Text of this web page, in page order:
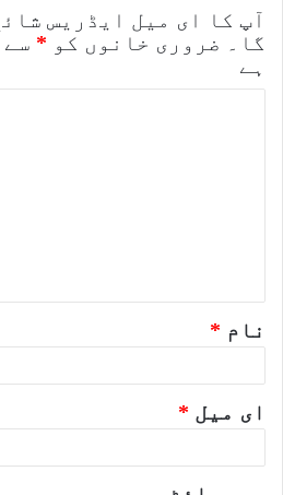
آپ کا ای میل ایڈریس
گا۔
ضروری خانوں کو * سے
ہے
نام *
ای میل *